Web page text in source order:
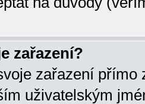
zařazení?
zařazení přímo
uživatelským